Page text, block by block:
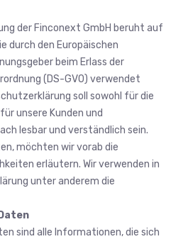
der Finconext GmbH beruht auf
durch den Europäischen
beim Erlass der
(DS-GVO) verwendet
soll sowohl für die
unsere Kunden und
lesbar und verständlich sein.
möchten wir vorab die
erläutern. Wir verwenden in
unter anderem die
sind alle Informationen, die sich